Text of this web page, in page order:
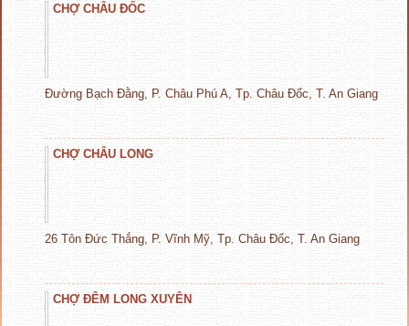
CHỢ CHÂU ĐỐC
Đường Bạch Đằng, P. Châu Phú A, Tp. Châu Đốc, T. An Giang
CHỢ CHÂU LONG
26 Tôn Đức Thắng, P. Vĩnh Mỹ, Tp. Châu Đốc, T. An Giang
CHỢ ĐÊM LONG XUYÊN